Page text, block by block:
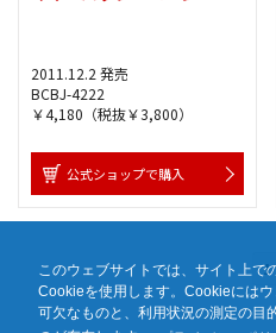
このウェブサイトでは、サイト上で
Cookieを使用します。Cookieには
可欠なものと、利用状況の測定の目
2011.12.2 発売
BCBJ-4222
￥4,180（税抜￥3,800）
公式ショップで購入
1